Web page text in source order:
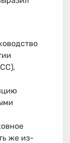
же из-